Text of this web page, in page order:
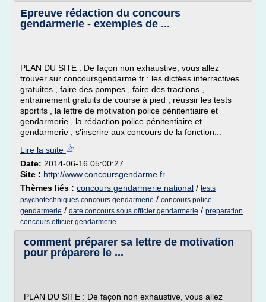
Epreuve rédaction du concours
gendarmerie - exemples de ...
PLAN DU SITE : De façon non exhaustive, vous allez
trouver sur concoursgendarme.fr : les dictées interractives
gratuites , faire des pompes , faire des tractions ,
entrainement gratuits de course à pied , réussir les tests
sportifs , la lettre de motivation police pénitentiaire et
gendarmerie , la rédaction police pénitentiaire et
gendarmerie , s'inscrire aux concours de la fonction...
Lire la suite
Date: 2014-06-16 05:00:27
Site : http://www.concoursgendarme.fr
Thèmes liés : concours gendarmerie national / tests
psychotechniques concours gendarmerie / concours police
gendarmerie / date concours sous officier gendarmerie / preparation
concours officier gendarmerie
comment préparer sa lettre de motivation
pour préparere le ...
PLAN DU SITE : De façon non exhaustive, vous allez